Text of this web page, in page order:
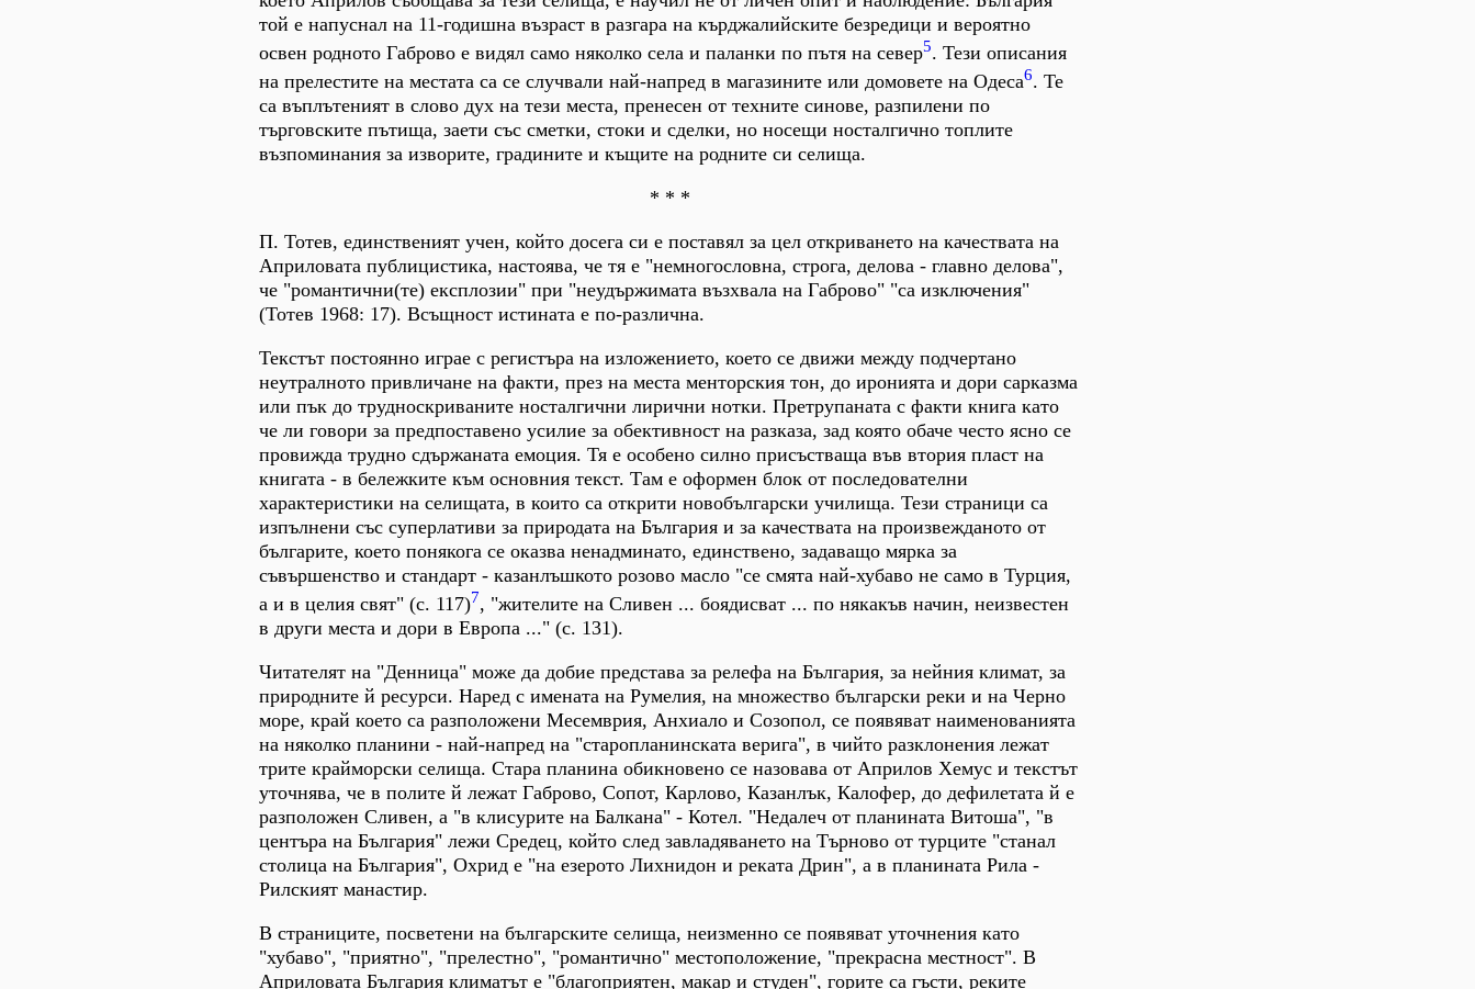
той е напуснал на 11-годишна възраст в разгара на кърджалийските безредици и вероятно
освен родното Габрово е видял само няколко села и паланки по пътя на север5. Тези описания
на прелестите на местата са се случвали най-напред в магазините или домовете на Одеса6. Те
са въплътеният в слово дух на тези места, пренесен от техните синове, разпилени по
търговските пътища, заети със сметки, стоки и сделки, но носещи носталгично топлите
възпоминания за изворите, градините и къщите на родните си селища.
* * *
П. Тотев, единственият учен, който досега си е поставял за цел откриването на качествата на
Априловата публицистика, настоява, че тя е "немногословна, строга, делова - главно делова",
че "романтични(те) експлозии" при "неудържимата възхвала на Габрово" "са изключения"
(Тотев 1968: 17). Всъщност истината е по-различна.
Текстът постоянно играе с регистъра на изложението, което се движи между подчертано
неутралното привличане на факти, през на места менторския тон, до иронията и дори сарказма
или пък до трудноскриваните носталгични лирични нотки. Претрупаната с факти книга като
че ли говори за предпоставено усилие за обективност на разказа, зад която обаче често ясно се
провижда трудно сдържаната емоция. Тя е особено силно присъстваща във втория пласт на
книгата - в бележките към основния текст. Там е оформен блок от последователни
характеристики на селищата, в които са открити новобългарски училища. Тези страници са
изпълнени със суперлативи за природата на България и за качествата на произвежданото от
българите, което понякога се оказва ненадминато, единствено, задаващо мярка за
съвършенство и стандарт - казанлъшкото розово масло "се смята най-хубаво не само в Турция,
а и в целия свят" (с. 117)7, "жителите на Сливен ... боядисват ... по някакъв начин, неизвестен
в други места и дори в Европа ..." (с. 131).
Читателят на "Денница" може да добие представа за релефа на България, за нейния климат, за
природните й ресурси. Наред с имената на Румелия, на множество български реки и на Черно
море, край което са разположени Месемврия, Анхиало и Созопол, се появяват наименованията
на няколко планини - най-напред на "старопланинската верига", в чийто разклонения лежат
трите крайморски селища. Стара планина обикновено се назовава от Априлов Хемус и текстът
уточнява, че в полите й лежат Габрово, Сопот, Карлово, Казанлък, Калофер, до дефилетата й е
разположен Сливен, а "в клисурите на Балкана" - Котел. "Недалеч от планината Витоша", "в
центъра на България" лежи Средец, който след завладяването на Търново от турците "станал
столица на България", Охрид е "на езерото Лихнидон и реката Дрин", а в планината Рила -
Рилският манастир.
В страниците, посветени на българските селища, неизменно се появяват уточнения като
"хубаво", "приятно", "прелестно", "романтично" местоположение, "прекрасна местност". В
Априловата България климатът е "благоприятен, макар и студен", горите са гъсти, реките